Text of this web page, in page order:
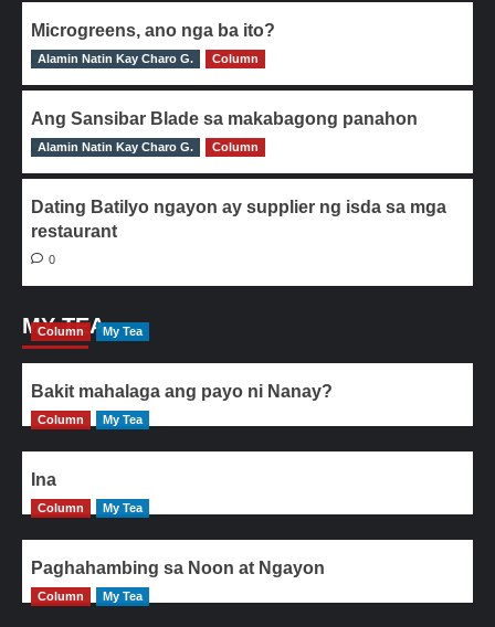
Microgreens, ano nga ba ito?
0
Alamin Natin Kay Charo G. Column
Ang Sansibar Blade sa makabagong panahon
0
Alamin Natin Kay Charo G. Column
Dating Batilyo ngayon ay supplier ng isda sa mga
restaurant
0
MY TEA
Column My Tea
Bakit mahalaga ang payo ni Nanay?
Column My Tea
Ina
Column My Tea
Paghahambing sa Noon at Ngayon
Column My Tea